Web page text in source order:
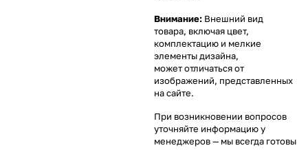
Внимание: Внешний вид
товара, включая цвет,
комплектацию и мелкие
элементы дизайна,
может отличаться от
изображений, представленных
на сайте.
При возникновении вопросов
уточняйте информацию у
менеджеров— мы всегда готовы